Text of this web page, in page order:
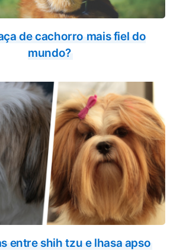
de cachorro mais fiel do
mundo?
entre shih tzu e lhasa apso